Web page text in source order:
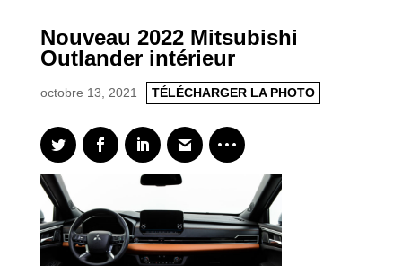
Nouveau 2022 Mitsubishi
Outlander intérieur
octobre 13, 2021 TÉLÉCHARGER LA PHOTO